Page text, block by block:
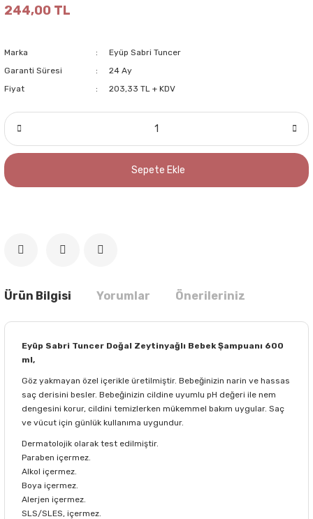
244,00 TL
Marka
Eyüp Sabri Tuncer
Garanti Süresi
24 Ay
Fiyat
203,33 TL + KDV
Sepete Ekle
Ürün Bilgisi Yorumlar Önerileriniz
Eyüp Sabri Tuncer Doğal Zeytinyağlı Bebek Şampuanı 600
ml,
Göz yakmayan özel içerikle üretilmiştir. Bebeğinizin narin ve hassas
saç derisini besler. Bebeğinizin cildine uyumlu pH değeri ile nem
dengesini korur, cildini temizlerken mükemmel bakım uygular. Saç
ve vücut için günlük kullanıma uygundur.
Dermatolojik olarak test edilmiştir.
Paraben içermez.
Alkol içermez.
Boya içermez.
Alerjen içermez.
SLS/SLES, içermez.